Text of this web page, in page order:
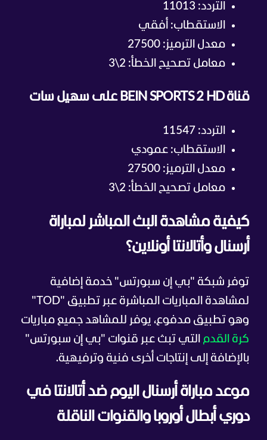
التردد: 11013
الاستقطاب: أفقي
معدل الترميز: 27500
معامل تصحيح الخطأ: 2\3
قناة BEIN SPORTS 2 HD على سهيل سات
التردد: 11547
الاستقطاب: عمودي
معدل الترميز: 27500
معامل تصحيح الخطأ: 2\3
كيفية مشاهدة البث المباشر لمباراة
أرسنال وأتالانتا أونلاين؟
توفر شبكة "بي إن سبورتس" خدمة إضافية
لمشاهدة المباريات المباشرة عبر تطبيق "TOD"
وهو تطبيق مدفوع، يوفر للمشاهد جميع مباريات
كرة القدم التي تبث عبر قنوات "بي إن سبورتس"
بالإضافة إلى إنتاجات أخرى فنية وترفيهية.
موعد مباراة أرسنال اليوم ضد أتالانتا في
دوري أبطال أوروبا والقنوات الناقلة